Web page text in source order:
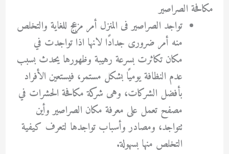
مكافحة الصراصير
تواجد الصراصير فى المنزل أمر مزعج للغاية والتخلص
منه أمر ضرورى جدادًا لانها اذا تواجدت في
مكان تكاثرت بسرعة رهيبة وظهورها يحدث بسبب
عدم النظافة يوميًا بشكل مستمر، فيستعين الأفراد
بأفضل الشركات، وهى شركة مكافحة الحشرات في
مصفح تعمل على معرفة مكان الصراصير وأين
تتواجد، ومصادر وأسباب تواجدها لتعرف كيفية
التخلص منها بسهولة.